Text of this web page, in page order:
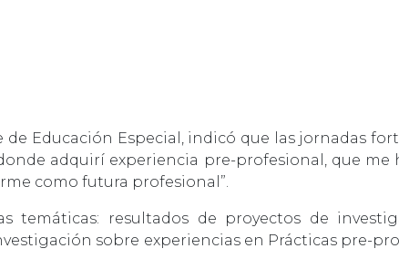
de Educación Especial, indicó que las jornadas
adquirí experiencia pre-profesional, que
como futura profesional”.
temáticas: resultados de proyectos de
sobre experiencias en Prácticas pre-